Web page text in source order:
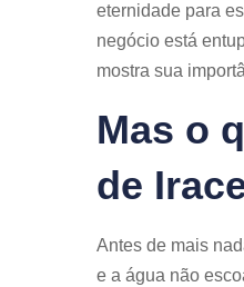
eternidade para
negócio está
mostra sua
Mas o
de
Antes de mais
e a água não